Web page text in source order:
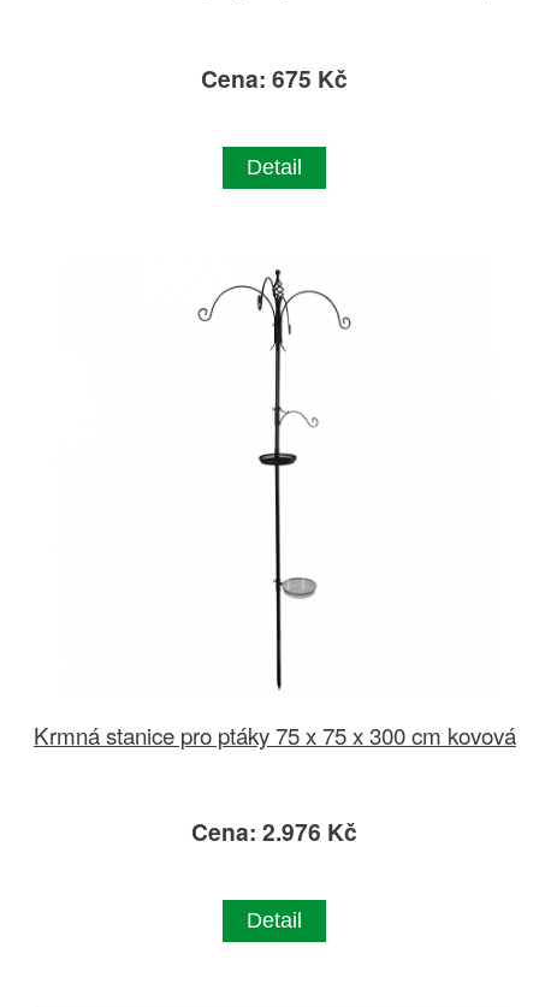
Cena: 675 Kč
Detail
Krmná stanice pro ptáky 75 x 75 x 300 cm kovová
Cena: 2.976 Kč
Detail